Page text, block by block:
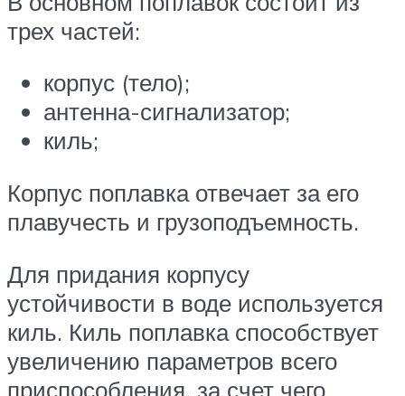
трех частей:
корпус (тело);
антенна-сигнализатор;
киль;
Корпус поплавка отвечает за его
плавучесть и грузоподъемность.
Для придания корпусу
устойчивости в воде используется
киль. Киль поплавка способствует
увеличению параметров всего
приспособления, за счет чего